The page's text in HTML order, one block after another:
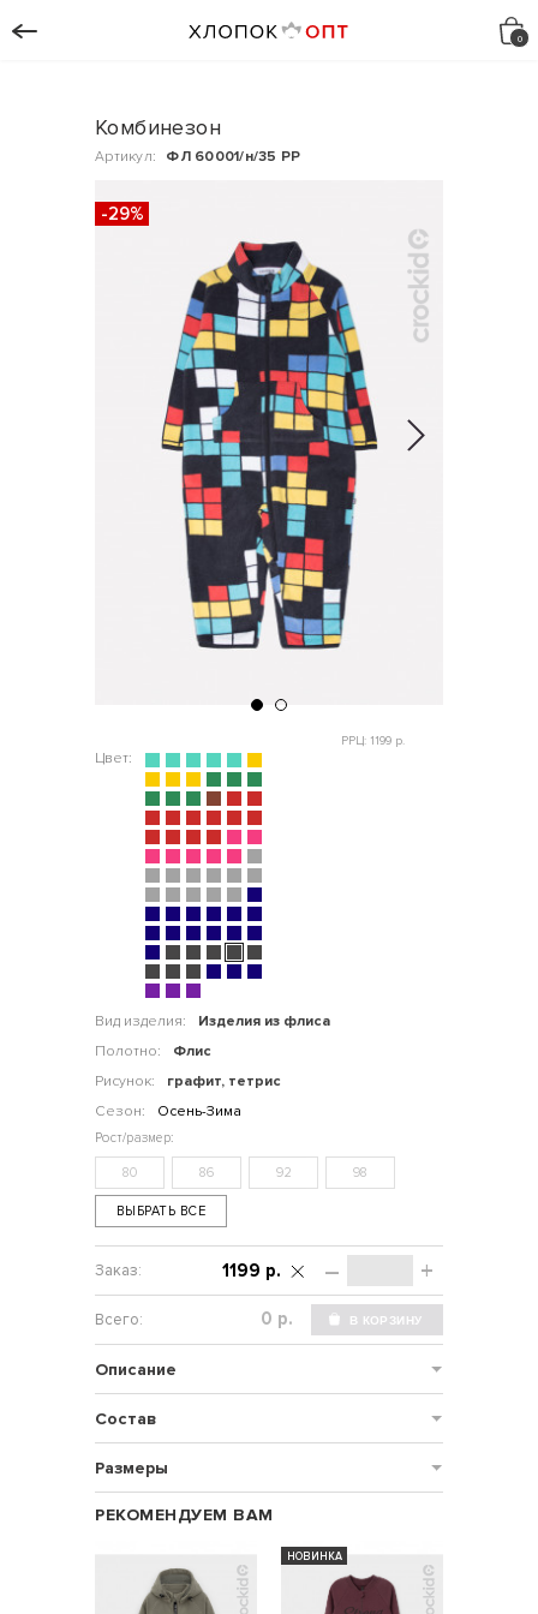
Комбинезон
Артикул: ФЛ 60001/н/35 РР
-29%
Цвет:
Вид изделия:
Изделия из флиса
Полотно:
Флис
Рисунок:
графит, тетрис
Сезон:
Осень-Зима
РРЦ: 1199 р.
80 86 92 98
ВЫБРАТЬ ВСЕ
– +
1199 р.
р.
Описание
Состав
Размеры
РЕКОМЕНДУЕМ ВАМ
НОВИНКА